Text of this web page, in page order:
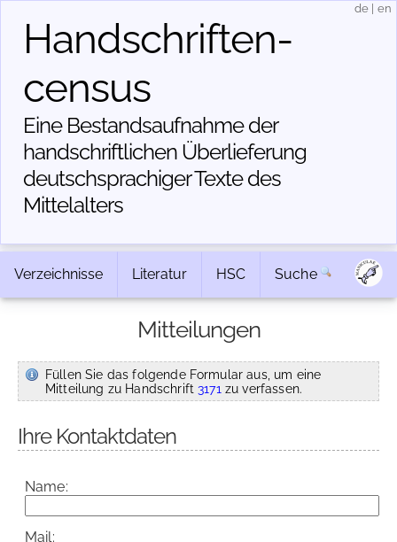
Handschriften­
census
Eine Bestandsaufnahme der
handschriftlichen Über­lieferung
deutschsprachiger Texte des
Mittelalters
de en
Verzeichnisse Literatur HSC Suche
Mitteilungen
Füllen Sie das folgende Formular aus, um eine
Mitteilung zu Handschrift3171 zu verfassen.
Ihre Kontaktdaten
Name:
Mail: